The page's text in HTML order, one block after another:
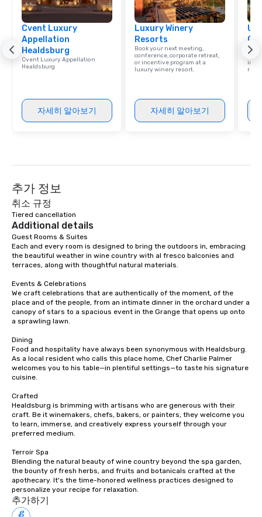
group is assured a
experience with three
signature dishes at
Our affordable tours
person with tax and
included. The only
provides guests a
at various stops. Build Your Network
traverse along the
Lip Smacking Foodie
groups, small or large.
as 500 guests,
choice for any
Stress-Free Booking
more easily. You’ll
knowing that
Since the menu is
have nothing to
remember to submit
Cvent Luxury
Appellation
Healdsburg
Cvent Luxury Appellation
Healdsburg
자세히 알아보기
Luxury Winery
Resorts
Book your next meeting,
conference, corporate retreat,
or incentive program at a
luxury winery resort.
자세히 알아보기
Find
추가 정보
취소 규정
Tiered cancellation
Additional details
Guest Rooms & Suites
Each and every room is designed to bring the outdoors in, embracing
the beautiful weather in wine country with al fresco balconies and
terraces, along with thoughtful natural materials.
Events & Celebrations
We craft celebrations that are authentically of the moment, of the
place and of the people, from an intimate dinner in the orchard under a
canopy of stars to a spacious event in the Grange that opens up onto
a sprawling lawn.
Dining
Food and hospitality have always been synonymous with Healdsburg.
As a local resident who calls this place home, Chef Charlie Palmer
welcomes you to his table—in plentiful settings—to taste his signature
cuisine.
Crafted
Healdsburg is brimming with artisans who are generous with their
craft. Be it winemakers, chefs, bakers, or painters, they welcome you
to learn, immerse, and creatively express yourself through your
preferred medium.
Terroir Spa
Blending the natural beauty of wine country beyond the spa garden,
the bounty of fresh herbs, and fruits and botanicals crafted at the
apothecary. It's the time-honored wellness practices designed to
personalize your recipe for relaxation.
추가하기